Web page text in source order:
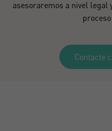
asesoraremos a nivel legal
Contacte